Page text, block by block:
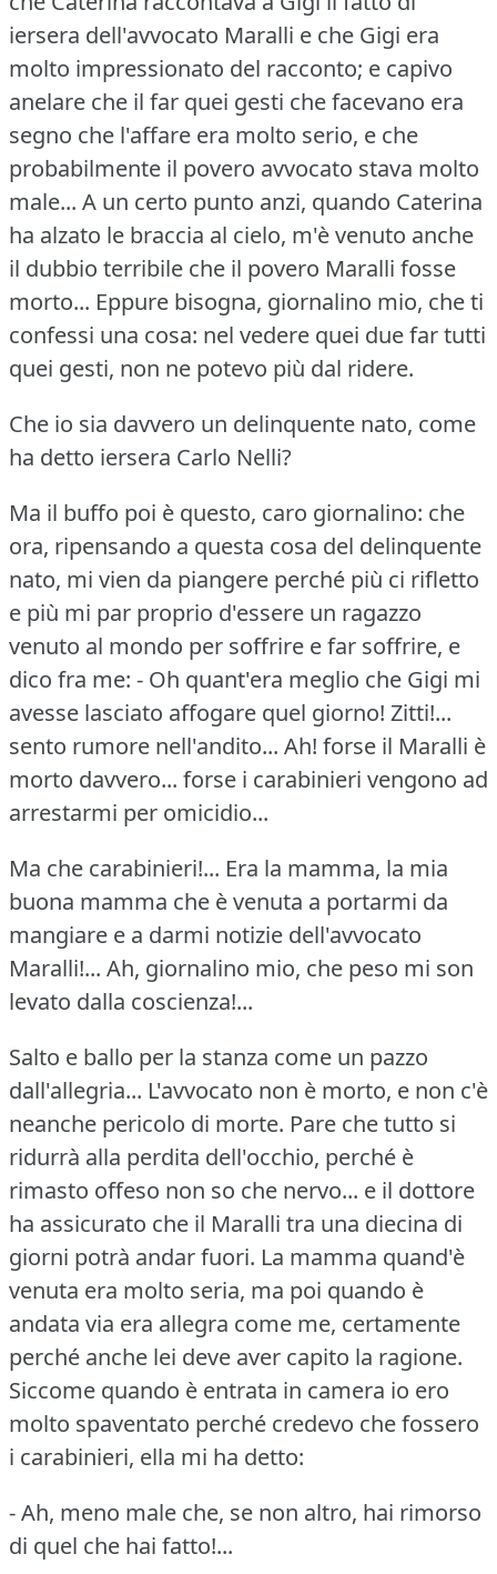
iersera dell'avvocato Maralli e che Gigi era
molto impressionato del racconto; e capivo
anelare che il far quei gesti che facevano era
segno che l'affare era molto serio, e che
probabilmente il povero avvocato stava molto
male... A un certo punto anzi, quando Caterina
ha alzato le braccia al cielo, m'è venuto anche
il dubbio terribile che il povero Maralli fosse
morto... Eppure bisogna, giornalino mio, che ti
confessi una cosa: nel vedere quei due far tutti
quei gesti, non ne potevo più dal ridere.
Che io sia davvero un delinquente nato, come
ha detto iersera Carlo Nelli?
Ma il buffo poi è questo, caro giornalino: che
ora, ripensando a questa cosa del delinquente
nato, mi vien da piangere perché più ci rifletto
e più mi par proprio d'essere un ragazzo
venuto al mondo per soffrire e far soffrire, e
dico fra me: - Oh quant'era meglio che Gigi mi
avesse lasciato affogare quel giorno! Zitti!...
sento rumore nell'andito... Ah! forse il Maralli è
morto davvero... forse i carabinieri vengono ad
arrestarmi per omicidio...
Ma che carabinieri!... Era la mamma, la mia
buona mamma che è venuta a portarmi da
mangiare e a darmi notizie dell'avvocato
Maralli!... Ah, giornalino mio, che peso mi son
levato dalla coscienza!...
Salto e ballo per la stanza come un pazzo
dall'allegria... L'avvocato non è morto, e non c'è
neanche pericolo di morte. Pare che tutto si
ridurrà alla perdita dell'occhio, perché è
rimasto offeso non so che nervo... e il dottore
ha assicurato che il Maralli tra una diecina di
giorni potrà andar fuori. La mamma quand'è
venuta era molto seria, ma poi quando è
andata via era allegra come me, certamente
perché anche lei deve aver capito la ragione.
Siccome quando è entrata in camera io ero
molto spaventato perché credevo che fossero
i carabinieri, ella mi ha detto:
- Ah, meno male che, se non altro, hai rimorso
di quel che hai fatto!...